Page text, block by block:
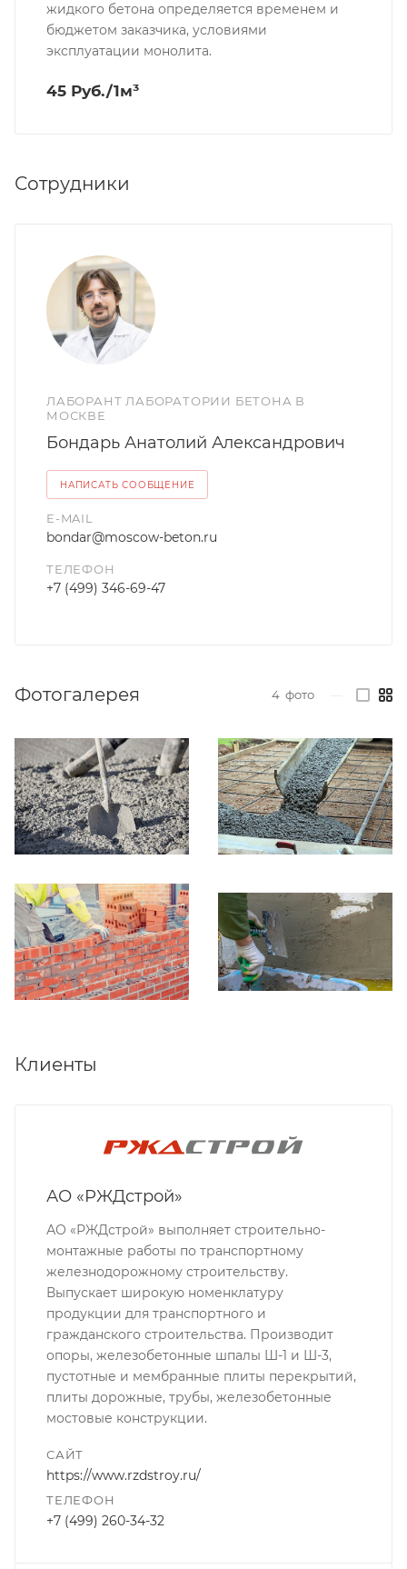
жидкого бетона определяется временем и
бюджетом заказчика, условиями
эксплуатации монолита.
45 Руб./1м³
Сотрудники
ЛАБОРАНТ ЛАБОРАТОРИИ БЕТОНА В
МОСКВЕ
Бондарь Анатолий Александрович
НАПИСАТЬ СООБЩЕНИЕ
E-MAIL
bondar@moscow-beton.ru
ТЕЛЕФОН
+7 (499) 346-69-47
Фотогалерея 4 фото
Клиенты
АО «РЖДстрой»
АО «РЖДстрой» выполняет строительно-
монтажные работы по транспортному
железнодорожному строительству.
Выпускает широкую номенклатуру
продукции для транспортного и
гражданского строительства. Производит
опоры, железобетонные шпалы Ш-1 и Ш-3,
пустотные и мембранные плиты перекрытий,
плиты дорожные, трубы, железобетонные
мостовые конструкции.
САЙТ
https://www.rzdstroy.ru/
ТЕЛЕФОН
+7 (499) 260-34-32